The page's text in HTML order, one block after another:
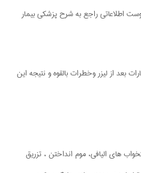
اطلاعاتی راجع به شرح پزشکی بیمار
بعد از لیزر وخطرات بالقوه و نتیجه این
های الیافی، موم انداختن ، تزریق